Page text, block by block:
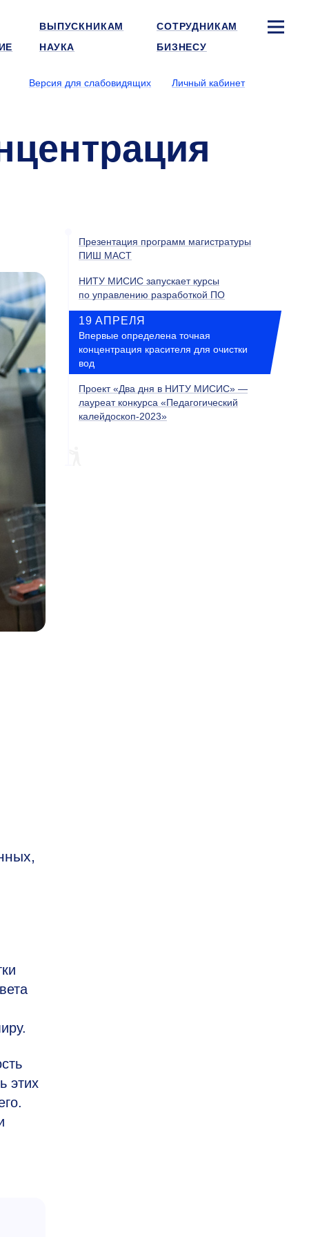
ВЫПУСКНИКАМ
СОТРУДНИКАМ
НАУКА БИЗНЕСУ
Версия для слабовидящих Личный кабинет
этих
Презентация программ магистратуры
ПИШ МАСТ
НИТУ МИСИС запускает курсы
по управлению разработкой ПО
19 АПРЕЛЯ
Впервые определена точная
концентрация красителя для очистки
вод
Проект «Два дня в НИТУ МИСИС» —
лауреат конкурса «Педагогический
калейдоскоп-2023»